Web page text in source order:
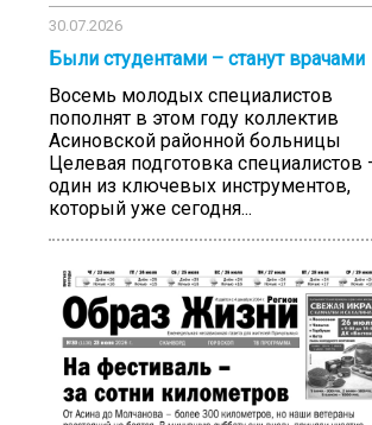
30.07.2026
Были студентами – станут врачами
Восемь молодых специалистов
пополнят в этом году коллектив
Асиновской районной больницы
Целевая подготовка специалистов
один из ключевых инструментов,
который уже сегодня...